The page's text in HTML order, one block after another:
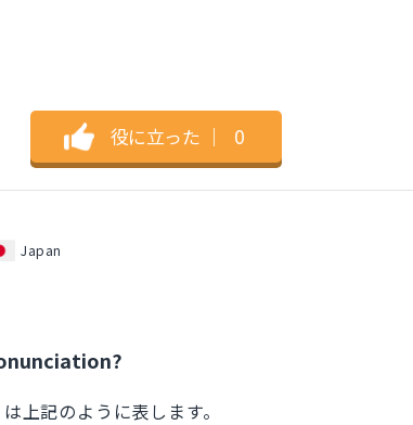
役に立った ｜ 0
Japan
上記のように表します。